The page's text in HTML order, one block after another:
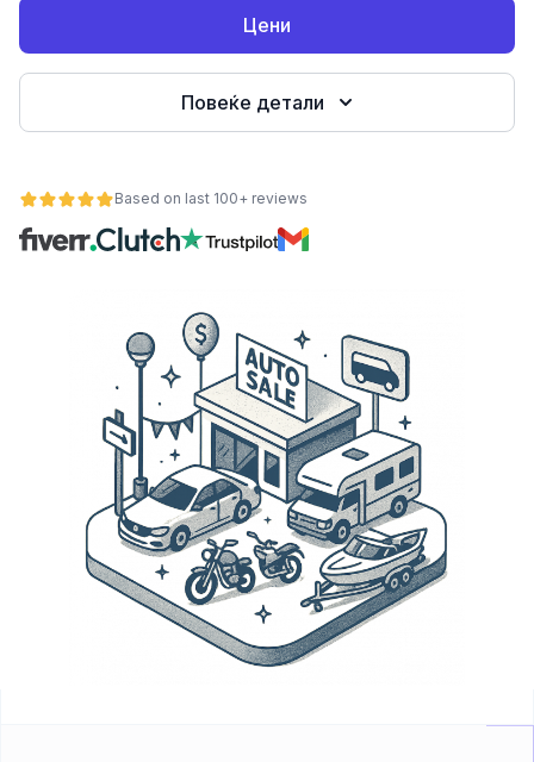
Цени
Повеќе детали
Based on last 100+ reviews